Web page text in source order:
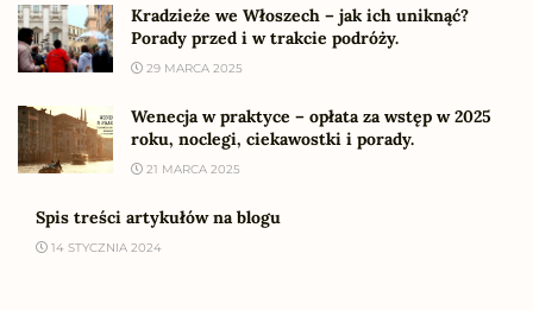
Kradzieże we Włoszech – jak ich uniknąć?
Porady przed i w trakcie podróży.
29 MARCA 2025
Wenecja w praktyce – opłata za wstęp w 2025
roku, noclegi, ciekawostki i porady.
21 MARCA 2025
Spis treści artykułów na blogu
14 STYCZNIA 2024